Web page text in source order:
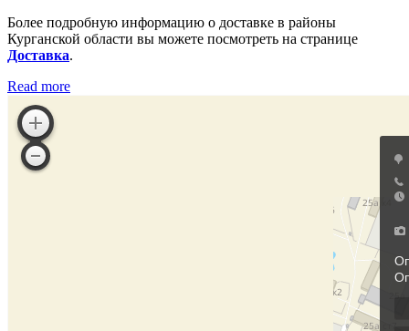
Более подробную информацию о доставке в районы
Курганской области вы можете посмотреть на странице
Доставка.
Read more